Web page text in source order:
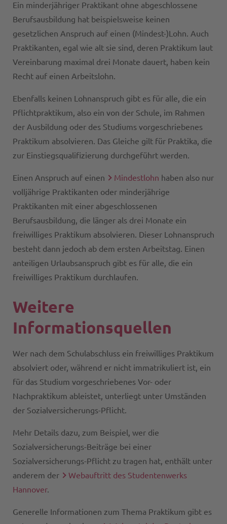
Ein minderjähriger Praktikant ohne abgeschlossene
Berufsausbildung hat beispielsweise keinen
gesetzlichen Anspruch auf einen (Mindest-)Lohn. Auch
Praktikanten, egal wie alt sie sind, deren Praktikum laut
Vereinbarung maximal drei Monate dauert, haben kein
Recht auf einen Arbeitslohn.
Ebenfalls keinen Lohnanspruch gibt es für alle, die ein
Pflichtpraktikum, also ein von der Schule, im Rahmen
der Ausbildung oder des Studiums vorgeschriebenes
Praktikum absolvieren. Das Gleiche gilt für Praktika, die
zur Einstiegsqualifizierung durchgeführt werden.
Einen Anspruch auf einen Mindestlohn haben also nur
volljährige Praktikanten oder minderjährige
Praktikanten mit einer abgeschlossenen
Berufsausbildung, die länger als drei Monate ein
freiwilliges Praktikum absolvieren. Dieser Lohnanspruch
besteht dann jedoch ab dem ersten Arbeitstag. Einen
anteiligen Urlaubsanspruch gibt es für alle, die ein
freiwilliges Praktikum durchlaufen.
Weitere
Informationsquellen
Wer nach dem Schulabschluss ein freiwilliges Praktikum
absolviert oder, während er nicht immatrikuliert ist, ein
für das Studium vorgeschriebenes Vor- oder
Nachpraktikum ableistet, unterliegt unter Umständen
der Sozialversicherungs-Pflicht.
Mehr Details dazu, zum Beispiel, wer die
Sozialversicherungs-Beiträge bei einer
Sozialversicherungs-Pflicht zu tragen hat, enthält unter
anderem der
Webauftritt des Studentenwerks
Hannover.
Generelle Informationen zum Thema Praktikum gibt es